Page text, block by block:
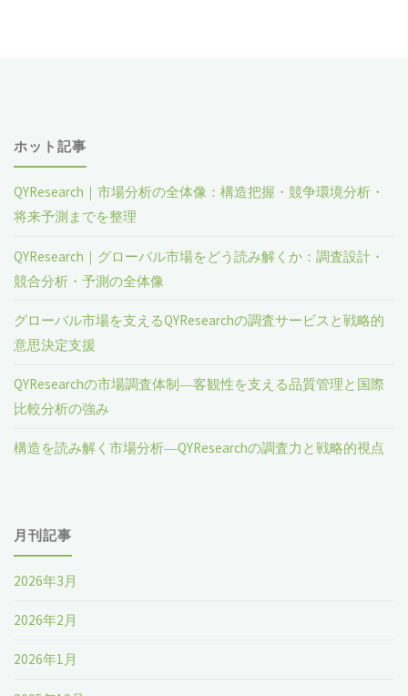
ホット記事
QYResearch｜市場分析の全体像：構造把握・競争環境分析・
将来予測までを整理
QYResearch｜グローバル市場をどう読み解くか：調査設計・
競合分析・予測の全体像
グローバル市場を支えるQYResearchの調査サービスと戦略的
意思決定支援
QYResearchの市場調査体制―客観性を支える品質管理と国際
比較分析の強み
構造を読み解く市場分析―QYResearchの調査力と戦略的視点
月刊記事
2026年3月
2026年2月
2026年1月